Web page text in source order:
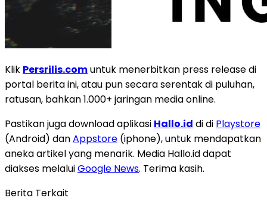
Klik Persrilis.comuntuk menerbitkan press release di
portal berita ini, atau pun secara serentak di puluhan,
ratusan, bahkan 1.000+ jaringan media online.
Pastikan juga download aplikasi Hallo.id di di Playstore
(Android) danAppstore (iphone), untuk mendapatkan
aneka artikel yang menarik. Media Hallo.id dapat
diakses melaluiGoogle News. Terima kasih.
Berita Terkait